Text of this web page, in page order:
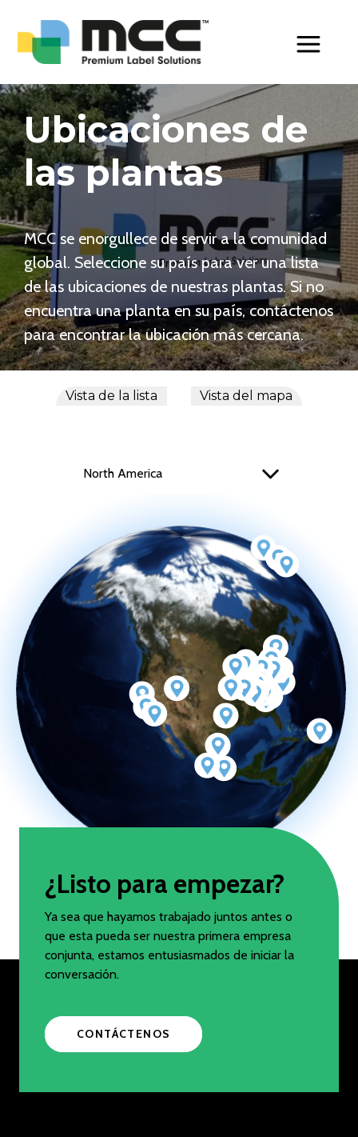
Ubicaciones de
las plantas
MCC se enorgullece de servir a la comunidad
global. Seleccione su país para ver una lista
de las ubicaciones de nuestras plantas. Si no
encuentra una planta en su país, contáctenos
para encontrar la ubicación más cercana.
Vista de la lista Vista del mapa
North America
Select Option
¿Listo para empezar?
Ya sea que hayamos trabajado juntos antes o
que esta pueda ser nuestra primera empresa
conjunta, estamos entusiasmados de iniciar la
conversación.
CONTÁCTENOS